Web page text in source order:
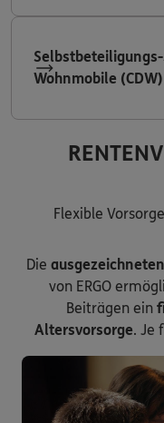
Wohnmobile (CDW)
Flexible
Die
von ERGO
Beiträgen ein
Altersvorsorge. Je